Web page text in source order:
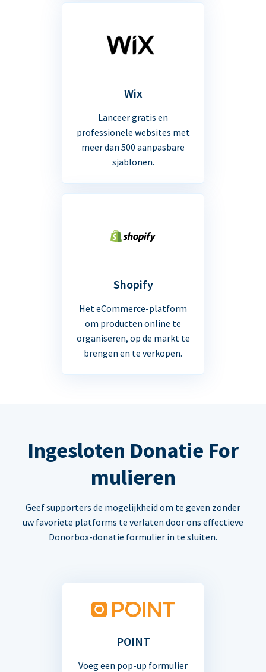
Wix
Lanceer gratis en
professionele websites met
meer dan 500 aanpasbare
sjablonen.
Shopify
Het eCommerce-platform
om producten online te
organiseren, op de markt te
brengen en te verkopen.
Ingesloten Donatie For
mulieren
Geef supporters de mogelijkheid om te geven zonder
uw favoriete platforms te verlaten door ons effectieve
Donorbox-donatie formulier in te sluiten.
POINT
Voeg een pop-up formulier